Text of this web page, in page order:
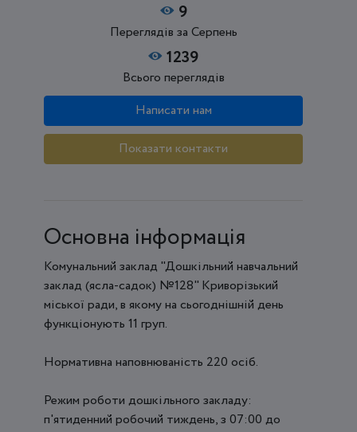
9
Переглядів за Серпень
1239
Всього переглядів
Написати нам
Показати контакти
Основна інформація
Комунальний заклад "Дошкільний навчальний
заклад (ясла-садок) №128" Криворізький
міської ради, в якому на сьогоднішній день
функціонують 11 груп.
Нормативна наповнюваність 220 осіб.
Режим роботи дошкільного закладу:
п'ятиденний робочий тиждень, з 07:00 до